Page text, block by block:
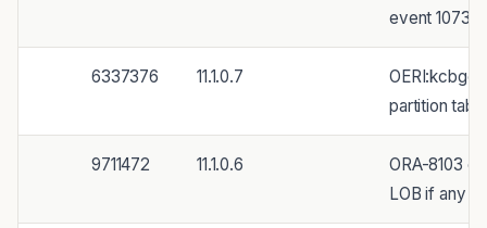
event 10736
6337376 11.1.0.7
partition
9711472 11.1.0.6
ORA-8103
LOB if any